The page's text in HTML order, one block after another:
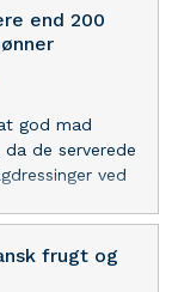
end 200
god mad
de serverede
ved
frugt og